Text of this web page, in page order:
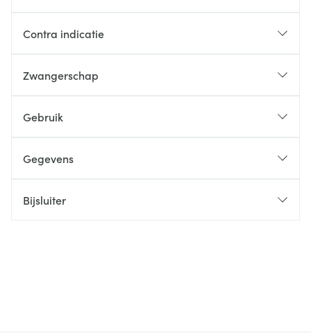
Contra indicatie
Zwangerschap
Gebruik
Gegevens
Bijsluiter